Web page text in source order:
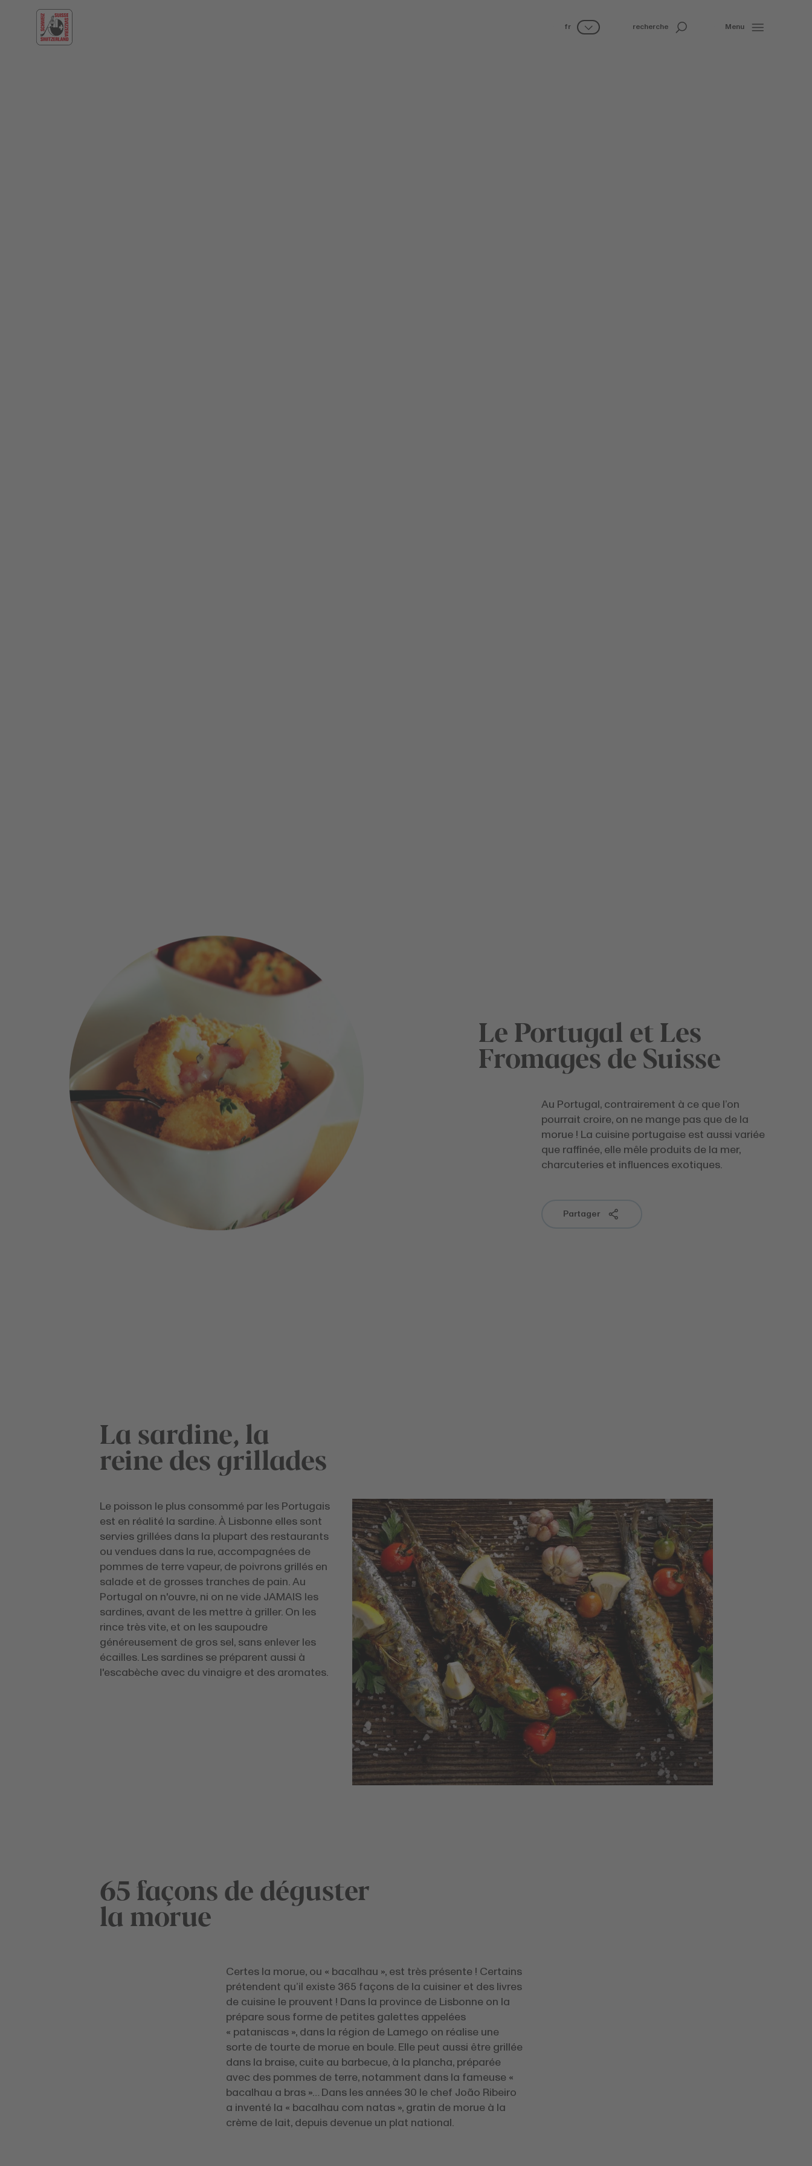
Le Portugal et Les
Fromages de Suisse
Au Portugal, contrairement à ce que l’on
pourrait croire, on ne mange pas que de la
morue ! La cuisine portugaise est aussi variée
que raffinée, elle mêle produits de la mer,
charcuteries et influences exotiques.
Partager
fr recherche Menu
La sardine, la
reine des grillades
Le poisson le plus consommé par les Portugais
est en réalité la sardine. À Lisbonne elles sont
servies grillées dans la plupart des restaurants
ou vendues dans la rue, accompagnées de
pommes de terre vapeur, de poivrons grillés en
salade et de grosses tranches de pain. Au
Portugal on n'ouvre, ni on ne vide JAMAIS les
sardines, avant de les mettre à griller. On les
rince très vite, et on les saupoudre
généreusement de gros sel, sans enlever les
écailles. Les sardines se préparent aussi à
l'escabèche avec du vinaigre et des aromates.
65 façons de déguster
la morue
Certes la morue, ou « bacalhau », est très présente ! Certains
prétendent qu’il existe 365 façons de la cuisiner et des livres
de cuisine le prouvent ! Dans la province de Lisbonne on la
prépare sous forme de petites galettes appelées
« pataniscas », dans la région de Lamego on réalise une
sorte de tourte de morue en boule. Elle peut aussi être grillée
dans la braise, cuite au barbecue, à la plancha, préparée
avec des pommes de terre, notamment dans la fameuse «
bacalhau a bras »… Dans les années 30 le chef João Ribeiro
a inventé la « bacalhau com natas », gratin de morue à la
crème de lait, depuis devenue un plat national.